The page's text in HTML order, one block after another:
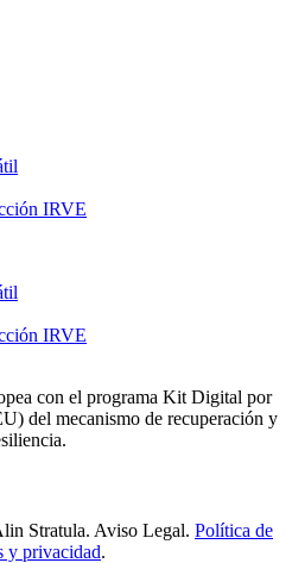
IRVE
IRVE
con el programa Kit Digital por
del mecanismo de recuperación y
Stratula. Aviso Legal. Política de
y privacidad.